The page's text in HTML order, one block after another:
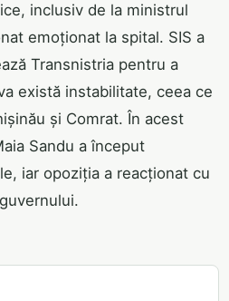
inclusiv de la ministrul
emoționat la spital. SIS a
Transnistria pentru a
există instabilitate, ceea ce
și Comrat. În acest
Sandu a început
iar opoziția a reacționat cu